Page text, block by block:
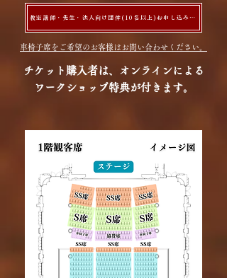
教室講師・先生・法人向け団体(10名以上)お申し込み(満席)
​車椅子席をご希望のお客様はお問い合わせください。
チケット購入者は、​オンラインによる
ワークショップ特典が付きます。